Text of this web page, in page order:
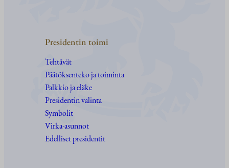
Presidentin toimi
Tehtävät
Päätöksenteko ja toiminta
Palkkio ja eläke
Presidentin valinta
Symbolit
Virka-asunnot
Edelliset presidentit